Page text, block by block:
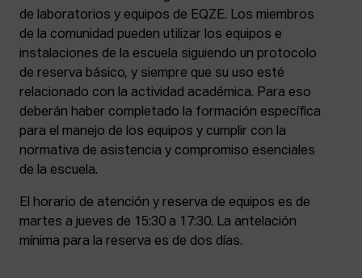
de laboratorios y equipos de EQZE. Los miembros
de la comunidad pueden utilizar los equipos e
instalaciones de la escuela siguiendo un protocolo
de reserva básico, y siempre que su uso esté
relacionado con la actividad académica. Para eso
deberán haber completado la formación específica
para el manejo de los equipos y cumplir con la
normativa de asistencia y compromiso esenciales
de la escuela.
El horario de atención y reserva de equipos es de
martes a jueves de 15:30 a 17:30. La antelación
mínima para la reserva es de dos días.